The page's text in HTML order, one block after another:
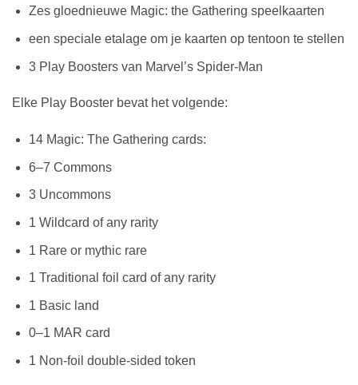
Zes gloednieuwe Magic: the Gathering speelkaarten
een speciale etalage om je kaarten op tentoon te stellen
3 Play Boosters van Marvel’s Spider-Man
Elke Play Booster bevat het volgende:
14 Magic: The Gathering cards:
6–7 Commons
3 Uncommons
1 Wildcard of any rarity
1 Rare or mythic rare
1 Traditional foil card of any rarity
1 Basic land
0–1 MAR card
1 Non-foil double-sided token